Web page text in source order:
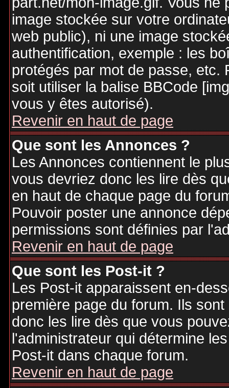
image stockée sur votre
web public), ni une image
authentification, exemple : les
protégés par mot de passe, etc.
soit utiliser la balise BBCode
vous y êtes autorisé).
Revenir en haut de page
Que sont les Annonces ?
Les Annonces contiennent le
vous devriez donc les lire dès
en haut de chaque page du
Pouvoir poster une annonce
permissions sont définies par
Revenir en haut de page
Que sont les Post-it ?
Les Post-it apparaissent en-
première page du forum. Ils
donc les lire dès que vous
l'administrateur qui détermine
Post-it dans chaque forum.
Revenir en haut de page